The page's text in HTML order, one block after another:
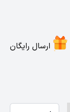
ارسال رایگان